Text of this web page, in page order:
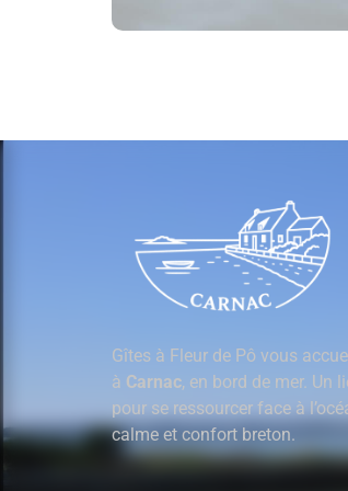
Gîtes à Fleur de Pô vous
à Carnac, en bord de mer. Un
pour se ressourcer face à
calme et confort breton.